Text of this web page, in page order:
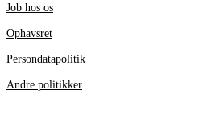
Job hos os
Ophavsret
Persondatapolitik
Andre politikker